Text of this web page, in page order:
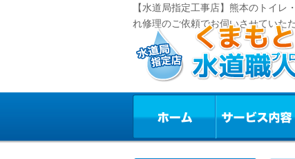
【水道局指定工事店】熊本のトイ
れ修理のご依頼でお伺いさせていた